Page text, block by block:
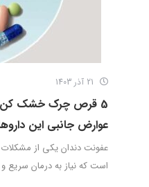
5 قرص چرک خشک کن
عوارض جانبی این
عفونت دندان یکی از
است که نیاز به درمان سریع